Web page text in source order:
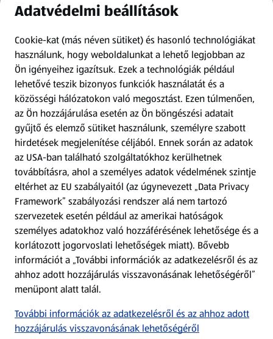
Információk
Kérdőív
Fizetési lehetőségek
ALDI utalványok
Árcsökkentés
Adattörlő alkalmazás
Szervizpont
(új oldalon nyílik meg)
Fedezz fel minket az interneten!
Töltsd le az ALDI Magyarország applikációt!
Adatvédelmi beállítások
Cookie-kat (más néven sütiket) és hasonló technológiákat
használunk, hogy weboldalunkat a lehető legjobban az
Ön igényeihez igazítsuk. Ezek a technológiák például
lehetővé teszik bizonyos funkciók használatát és a
közösségi hálózatokon való megosztást. Ezen túlmenően,
az Ön hozzájárulása esetén az Ön böngészési adatait
gyűjtő és elemző sütiket használunk, személyre szabott
hirdetések megjelenítése céljából. Ennek során az adatok
az USA-ban található szolgáltatókhoz kerülhetnek
továbbításra, ahol a személyes adatok védelmének szintje
eltérhet az EU szabályaitól (az úgynevezett „Data Privacy
Framework” szabályozási rendszer alá nem tartozó
szervezetek esetén például az amerikai hatóságok
személyes adatokhoz való hozzáférésének lehetősége és a
korlátozott jogorvoslati lehetőségek miatt). Bővebb
információt a „További információk az adatkezelésről és az
ahhoz adott hozzájárulás visszavonásának lehetőségéről”
menüpont alatt talál.
További információk az adatkezelésről és az ahhoz adott
hozzájárulás visszavonásának lehetőségéről